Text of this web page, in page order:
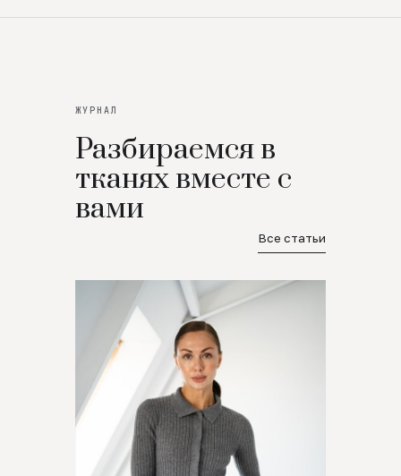
ЖУРНАЛ
Разбираемся в
тканях вместе с
вами
Все статьи